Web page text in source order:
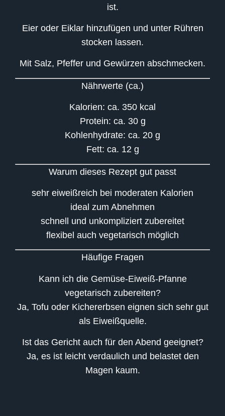
ist.
Eier oder Eiklar hinzufügen und unter Rühren
stocken lassen.
Mit Salz, Pfeffer und Gewürzen abschmecken.
Nährwerte (ca.)
Kalorien: ca. 350 kcal
Protein: ca. 30 g
Kohlenhydrate: ca. 20 g
Fett: ca. 12 g
Warum dieses Rezept gut passt
sehr eiweißreich bei moderaten Kalorien
ideal zum Abnehmen
schnell und unkompliziert zubereitet
flexibel auch vegetarisch möglich
Häufige Fragen
Kann ich die Gemüse-Eiweiß-Pfanne
vegetarisch zubereiten?
Ja, Tofu oder Kichererbsen eignen sich sehr gut
als Eiweißquelle.
Ist das Gericht auch für den Abend geeignet?
Ja, es ist leicht verdaulich und belastet den
Magen kaum.